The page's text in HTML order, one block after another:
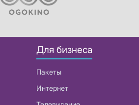
Для бизнеса
Пакеты
Интернет